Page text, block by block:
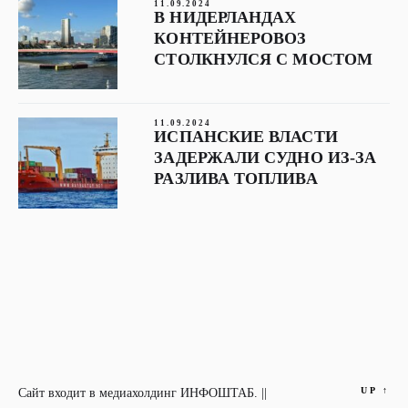
11.09.2024
В НИДЕРЛАНДАХ
КОНТЕЙНЕРОВОЗ
СТОЛКНУЛСЯ С МОСТОМ
11.09.2024
ИСПАНСКИЕ ВЛАСТИ
ЗАДЕРЖАЛИ СУДНО ИЗ-ЗА
РАЗЛИВА ТОПЛИВА
Сайт входит в медиахолдинг ИНФОШТАБ. ||
UP ↑